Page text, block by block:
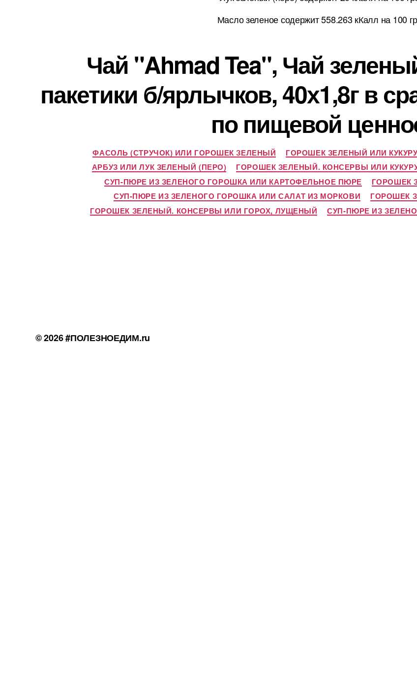
Масло зеленое содержит 558.263 кКалл на 100
Чай "Ahmad Tea", Чай
пакетики б/ярлычков, 40х1,8г в
по пищевой
ФАСОЛЬ (СТРУЧОК) ИЛИ ГОРОШЕК ЗЕЛЕНЫЙ
ГОРОШЕК ЗЕЛЕНЫЙ ИЛИ
АРБУЗ ИЛИ ЛУК ЗЕЛЕНЫЙ (ПЕРО)
ГОРОШЕК ЗЕЛЕНЫЙ. КОНСЕРВЫ ИЛИ
СУП-ПЮРЕ ИЗ ЗЕЛЕНОГО ГОРОШКА ИЛИ КАРТОФЕЛЬНОЕ ПЮРЕ
ГОРОШЕК
СУП-ПЮРЕ ИЗ ЗЕЛЕНОГО ГОРОШКА ИЛИ САЛАТ ИЗ МОРКОВИ
ГОРОШЕК
ГОРОШЕК ЗЕЛЕНЫЙ. КОНСЕРВЫ ИЛИ ГОРОХ, ЛУЩЕНЫЙ
СУП-ПЮРЕ ИЗ
© 2026#ПОЛЕЗНОЕДИМ.ru